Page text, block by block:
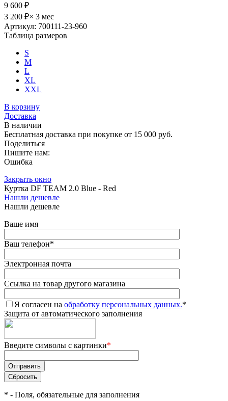
9 600 ₽
3 200 ₽× 3 мес
Артикул: 700111-23-960
Таблица размеров
S
M
L
XL
XXL
В корзину
Доставка
В наличии
Бесплатная доставка при покупке от 15 000 руб.
Поделиться
Пишите нам:
Ошибка
Закрыть окно
Куртка DF TEAM 2.0 Blue - Red
Нашли дешевле
Нашли дешевле
Ваше имя
Ваш телефон*
Электронная почта
Ссылка на товар другого магазина
Я согласен на обработку персональных данных.*
Защита от автоматического заполнения
Введите символы с картинки*
* - Поля, обязательные для заполнения